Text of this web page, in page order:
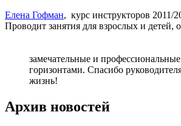
Елена Гофман, курс инструкторов 2011/
Проводит занятия для взрослых и
замечательные и
горизонтами. Спасибо
жизнь!
Архив новостей